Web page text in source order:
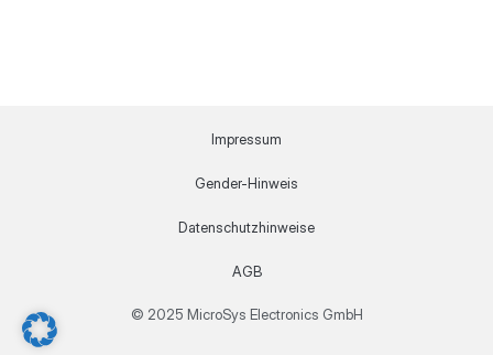
Impressum
Gender-Hinweis
Datenschutzhinweise
AGB
© 2025 MicroSys Electronics GmbH